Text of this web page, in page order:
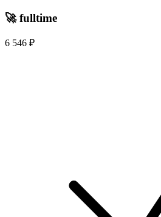
🚀 fulltime
6 546 ₽